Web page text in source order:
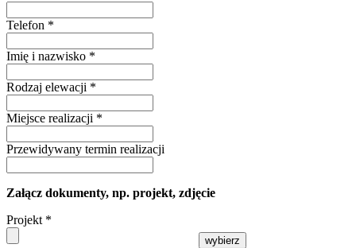
Telefon *
Imię i nazwisko *
Rodzaj elewacji *
Miejsce realizacji *
Przewidywany termin realizacji
Załącz dokumenty, np. projekt, zdjęcie
Projekt *
wybierz